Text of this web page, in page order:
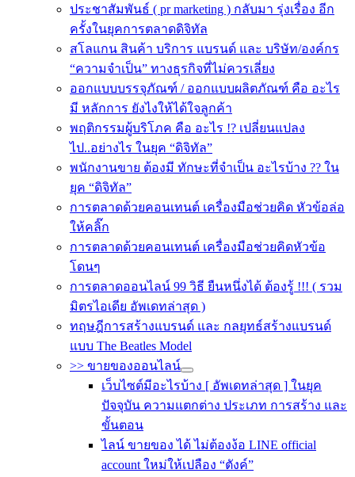
ประชาสัมพันธ์ ( pr marketing ) กลับมา รุ่งเรื่อง อีก
ครั้งในยุคการตลาดดิจิทัล
สโลแกน สินค้า บริการ แบรนด์ และ บริษัท/องค์กร
“ความจำเป็น” ทางธุรกิจที่ไม่ควรเลี่ยง
ออกแบบบรรจุภัณฑ์ / ออกแบบผลิตภัณฑ์ คือ อะไร
มี หลักการ ยังไงให้ได้ใจลูกค้า
พฤติกรรมผู้บริโภค คือ อะไร !? เปลี่ยนแปลง
ไป..อย่างไร ในยุค “ดิจิทัล”
พนักงานขาย ต้องมี ทักษะที่จำเป็น อะไรบ้าง ?? ใน
ยุค “ดิจิทัล”
การตลาดด้วยคอนเทนต์ เครื่องมือช่วยคิด หัวข้อล่อ
ให้คลิ๊ก
การตลาดด้วยคอนเทนต์ เครื่องมือช่วยคิดหัวข้อ
โดนๆ
การตลาดออนไลน์ 99 วิธี ยืนหนึ่งได้ ต้องรู้ !!! ( รวม
มิตรไอเดีย อัพเดทล่าสุด )
ทฤษฎีการสร้างแบรนด์ และ กลยุทธ์สร้างแบรนด์
แบบ The Beatles Model
>> ขายของออนไลน์
เว็บไซต์มีอะไรบ้าง [ อัพเดทล่าสุด ] ในยุค
ปัจจุบัน ความแตกต่าง ประเภท การสร้าง และ
ขั้นตอน
ไลน์ ขายของ ได้ ไม่ต้องง้อ LINE official
account ใหม่ให้เปลือง “ตังค์”